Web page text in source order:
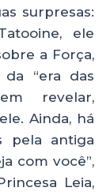
surpresas:
ele
a Força,
“era das
revelar,
Ainda, há
pela antiga
com você”,
Leia,